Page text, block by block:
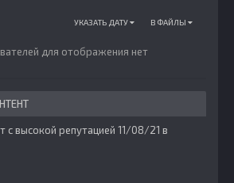
В ФАЙЛЫ
УКАЗАТЬ ДАТУ
для отображения нет
с высокой репутацией 11/08/21 в